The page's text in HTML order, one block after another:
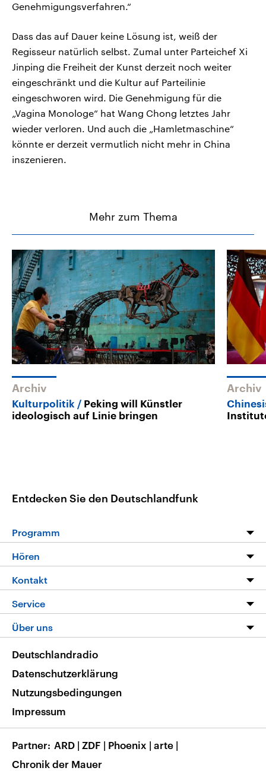
Genehmigungsverfahren.“
Dass das auf Dauer keine Lösung ist, weiß der
Regisseur natürlich selbst. Zumal unter Parteichef Xi
Jinping die Freiheit der Kunst derzeit noch weiter
eingeschränkt und die Kultur auf Parteilinie
eingeschworen wird. Die Genehmigung für die
„Vagina Monologe“ hat Wang Chong letztes Jahr
wieder verloren. Und auch die „Hamletmaschine“
könnte er derzeit vermutlich nicht mehr in China
inszenieren.
Mehr zum Thema
Archiv
Kulturpolitik
Peking will Künstler
ideologisch auf Linie bringen
Archiv
Entdecken Sie den Deutschlandfunk
Programm
Programm
Die Nachrichten
Nachrichtenleicht
Neue Beiträge auf dlf.de
Hören
Livestream
Podcasts
Deutschlandfunk App
Nachrichten App
Frequenzen
Kontakt
Hörerservice
Service
FAQ
Veranstaltungen
Musikliste
RSS
Über uns
Barrierefreiheit
Deutschlandradio
Datenschutzerklärung
Nutzungsbedingungen
Impressum
Partner ARD | ZDF | Phoenix | arte |
Chronik der Mauer